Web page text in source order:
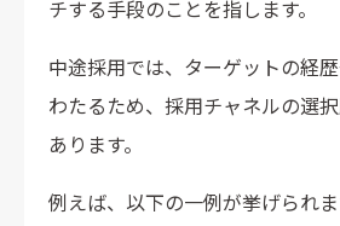
チする手段のことを指します。
中途採用では、ターゲットの経
わたるため、採用チャネルの選
あります。
例えば、以下の一例が挙げられま